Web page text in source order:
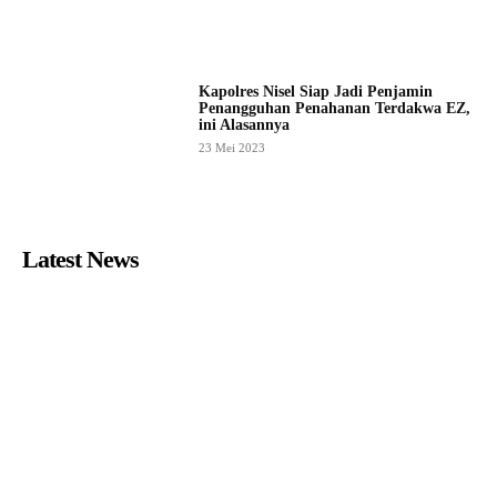
Kapolres Nisel Siap Jadi Penjamin
Penangguhan Penahanan Terdakwa EZ,
ini Alasannya
23 Mei 2023
Latest News